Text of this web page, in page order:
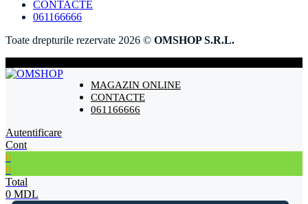
CONTACTE
061166666
Toate drepturile rezervate 2026 © OMSHOP S.R.L.
MAGAZIN ONLINE
CONTACTE
061166666
Autentificare
Cont
6
0
Total
0 MDL